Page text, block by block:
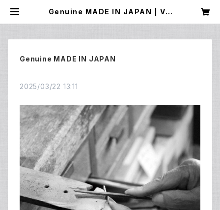
Genuine MADE IN JAPAN | VA
Genuine MADE IN JAPAN
2025/03/22 13:11